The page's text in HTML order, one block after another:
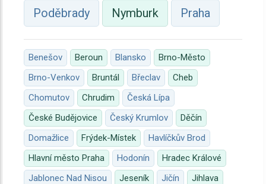
Poděbrady Nymburk Praha
Benešov Beroun Blansko
Brno-Město
Brno-Venkov
Bruntál Břeclav
Cheb
Chomutov
Chrudim
Česká Lípa
České Budějovice
Český Krumlov
Děčín
Domažlice
Frýdek-Místek
Havlíčkův Brod
Hlavní město Praha
Hodonín
Hradec Králové
Jablonec Nad Nisou
Jeseník Jičín
Jihlava